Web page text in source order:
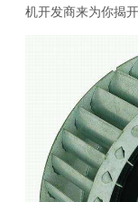
机开发商来为你揭